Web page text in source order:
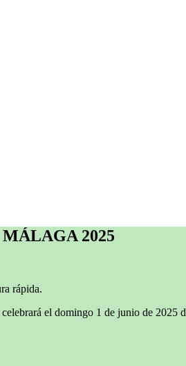
2025
rápida.
el domingo 1 de junio de 2025